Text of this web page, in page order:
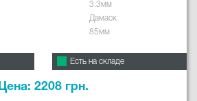
3.3мм
Дамаск
85мм
Есть на складе
Цена: 2208 грн.